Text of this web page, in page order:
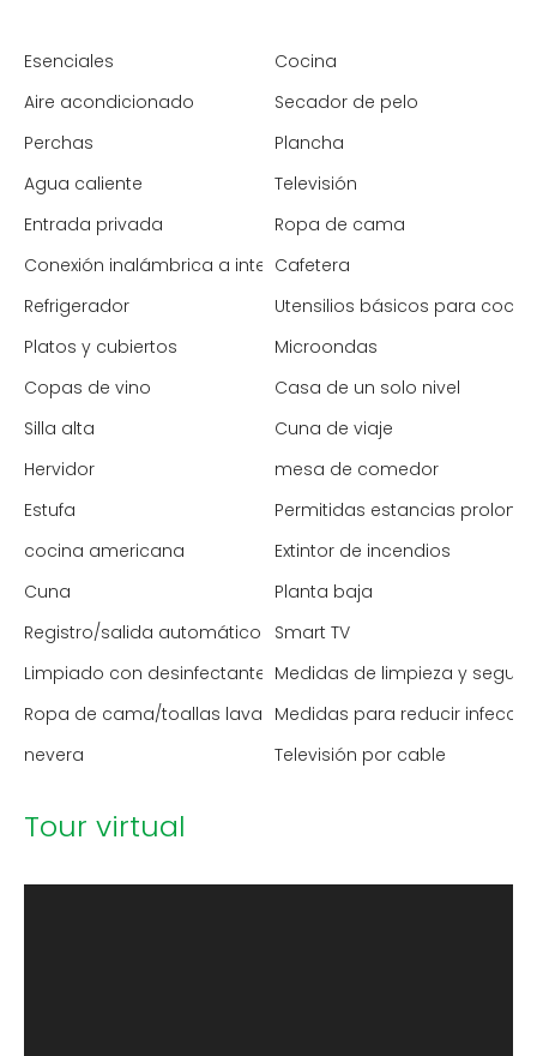
Esenciales
Cocina
Aire acondicionado
Secador de pelo
Perchas
Plancha
Agua caliente
Televisión
Entrada privada
Ropa de cama
Conexión inalámbrica a internetCafetera
Refrigerador
Utensilios básicos para
Platos y cubiertos
Microondas
Copas de vino
Casa de un solo nivel
Silla alta
Cuna de viaje
Hervidor
mesa de comedor
Estufa
Permitidas estancias
cocina americana
Extintor de incendios
Cuna
Planta baja
Registro/salida automático
Smart TV
Limpiado con desinfectante Medidas de limpieza y
Ropa de cama/toallas lavadas a alta temperatura
Medidas para reducir
nevera
Televisión por cable
Tour virtual